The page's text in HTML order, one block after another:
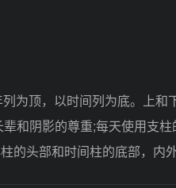
顶，以时间列为底。上和
和阴影的尊重;每天使用支
的头部和时间柱的底部，内